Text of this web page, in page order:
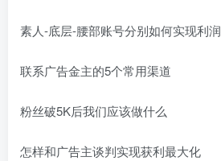
素人-底层-腰部账号分别如何实现利润
联系广告金主的5个常用渠道
粉丝破5K后我们应该做什么
怎样和广告主谈判实现获利最大化